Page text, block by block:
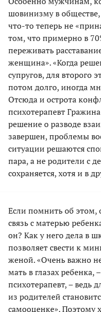
шовинизму в
что-то теперь не
том, что примерно в
переживать
женщина». «Когда
супругов, для второго
потом долго, иногда
Отсюда и острота
психотерапевт
решение о разводе
завершен, проблемы
ситуации решаются
пара, а не родители с
сохраняется, хотя и в
Если помнить об этом,
связь с матерью
он? Как у него дела в
позволяет свести к
женой. «Очень важно
мать в глазах
психотерапевт, – ведь
из родителей
самооценке». Поэтому